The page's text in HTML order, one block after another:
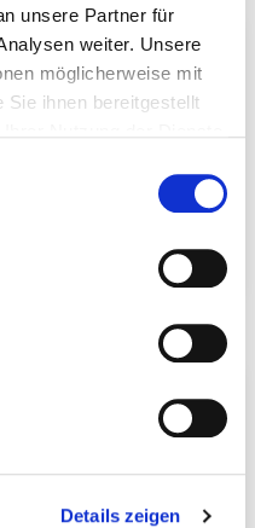
unsere Partner für
weiter. Unsere
möglicherweise mit
Sie ihnen bereitgestellt
Details zeigen
Profilbohrschrauben